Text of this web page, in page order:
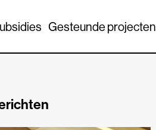
Gesteunde projecten